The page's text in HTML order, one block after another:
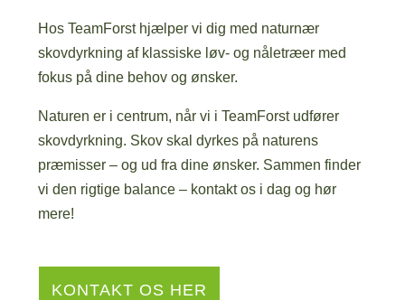
Hos TeamForst hjælper vi dig med naturnær
skovdyrkning af klassiske løv- og nåletræer med
fokus på dine behov og ønsker.
Naturen er i centrum, når vi i TeamForst udfører
skovdyrkning. Skov skal dyrkes på naturens
præmisser – og ud fra dine ønsker. Sammen finder
vi den rigtige balance – kontakt os i dag og hør
mere!
KONTAKT OS HER